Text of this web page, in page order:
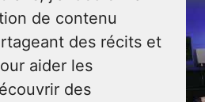
de contenu
des récits et
aider les
des